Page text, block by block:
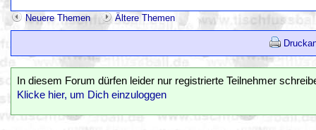
Neuere Themen Ältere Themen
In diesem Forum dürfen leider nur registrierte Teilnehmer
Klicke hier, um Dich einzuloggen